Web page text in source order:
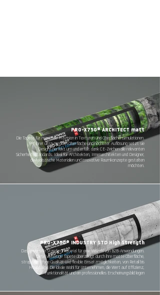
PRO-X750® ARCHITECT matt
Die Tapete für maximale Präzision in Texturen und Oberflächensimulationen.
Mit ihrer ultra-matten Oberfläche und höchster Auflösung setzt sie
Designs perfekt um und erfüllt dank CE-Zeichen alle relevanten
Sicherheitsstandards. Ideal für Architekten, Innenarchitekten und Designer,
die realistische Materialien und innovative Raumkonzepte gestalten
möchten.
PRO-X750® INDUSTRY STD High Strength
Das universelle Standardmaterial für eine Vielzahl von B2B-Anwendungen.
Diese vielseitige Tapete überzeugt durch ihre matte Oberfläche,
strapazierfähige Qualität und flexible Einsatzmöglichkeiten, von Retail bis
Hospitality. Die ideale Wahl für Unternehmen, die Wert auf Effizienz,
Funktionalität und ein professionelles Erscheinungsbild legen